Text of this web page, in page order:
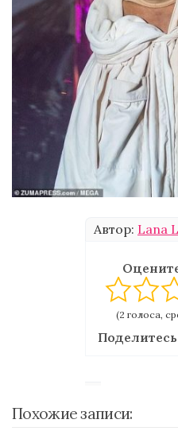
Автор: Lana
(2 голоса,
Похожие записи: